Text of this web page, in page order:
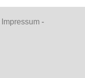
Impressum -